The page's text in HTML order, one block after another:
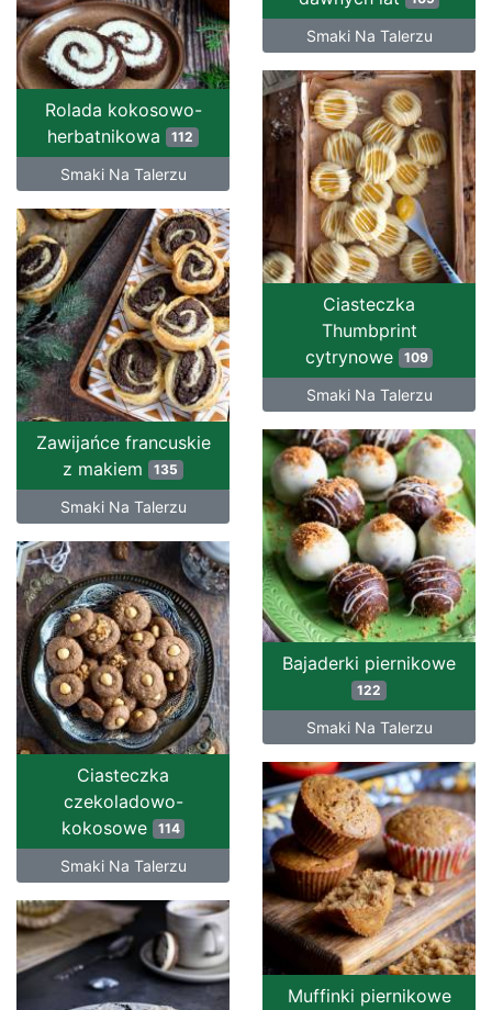
Smaki Na Talerzu
Rolada kokosowo-
herbatnikowa 112
Smaki Na Talerzu
Ciasteczka
Thumbprint
cytrynowe
109
Smaki Na Talerzu
Zawijańce francuskie
z makiem 135
Smaki Na Talerzu
Bajaderki piernikowe
122
Smaki Na Talerzu
Ciasteczka
czekoladowo-
kokosowe
114
Smaki Na Talerzu
Muffinki piernikowe